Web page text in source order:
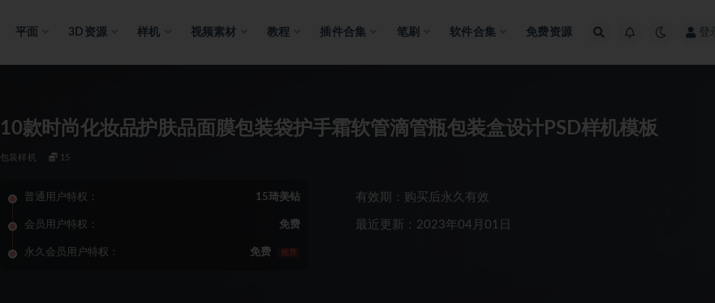
平面 3D资源 样机 视频素材 教程 插件合集 笔刷 软件合集 免费资源 登
10款时尚化妆品护肤品面膜包装袋护手霜软管滴管瓶包装盒设计PSD样机模板
包装样机 15
普通用户特权： 15琦美钻
会员用户特权： 免费
永久会员用户特权： 免费 推荐
有效期：购买后永久有效
最近更新：2023年04月01日